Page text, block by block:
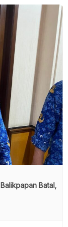
Batal,